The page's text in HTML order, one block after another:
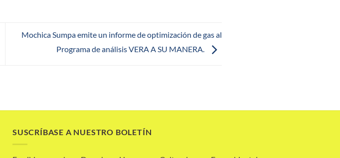
Mochica Sumpa emite un informe de optimización de gas al
Programa de análisis VERA A SU MANERA.
SUSCRÍBASE A NUESTRO BOLETÍN